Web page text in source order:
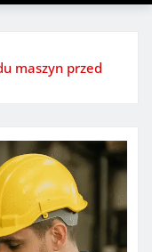
maszyn przed